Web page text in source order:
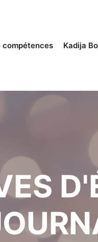
compétences Kadija